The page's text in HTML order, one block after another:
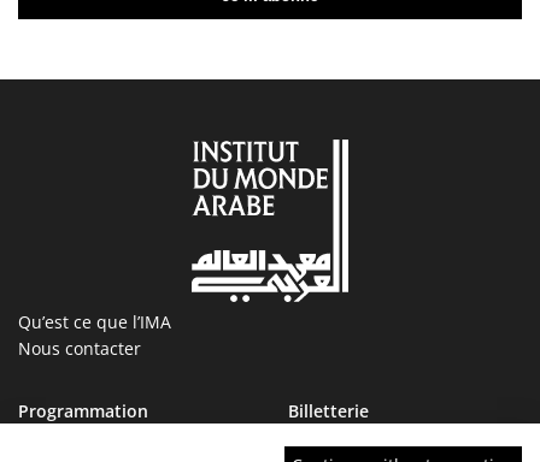
Qu’est ce que l’IMA
Nous contacter
Programmation
Billetterie